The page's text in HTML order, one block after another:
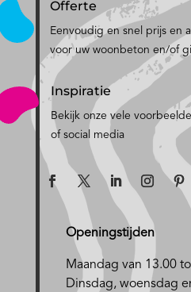
Offerte
Eenvoudig en snel prijs en
voor uw woonbeton en/of
Inspiratie
Bekijk onze vele
of social media
Openingstijden
Maandag van 13.00
Dinsdag, woensdag